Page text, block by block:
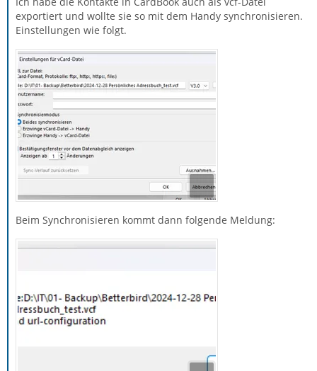
exportiert und wollte sie so mit dem Handy synchronisieren.
Einstellungen wie folgt.
Beim Synchronisieren kommt dann folgende Meldung: